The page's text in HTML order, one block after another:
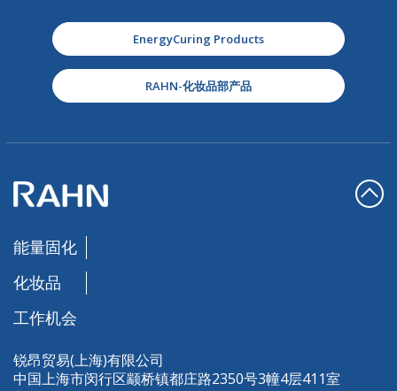
EnergyCuring Products
RAHN-化妆品部产品
锐昂贸易(上海)有限公司
中国上海市闵行区颛桥镇都庄路2350号3幢4层411室
能量固化
化妆品
工作机会